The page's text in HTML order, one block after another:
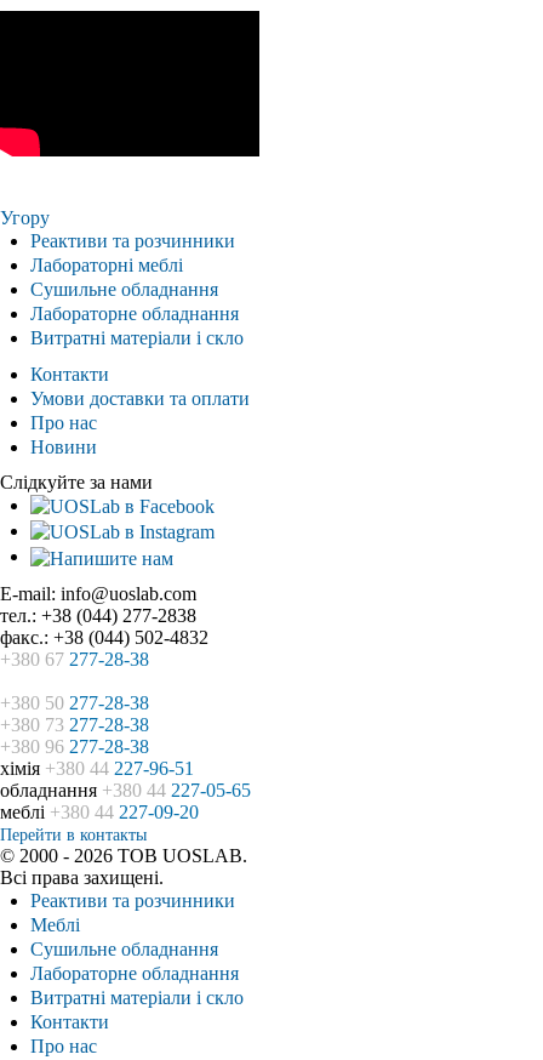
Угору
Реактиви та розчинники
Лабораторні меблі
Сушильне обладнання
Лабораторне обладнання
Витратні матеріали і скло
Контакти
Умови доставки та оплати
Про нас
Новини
Слідкуйте за нами
E-mail: info@uoslab.com
тел.: +38 (044) 277-2838
факс.: +38 (044) 502-4832
+380 67 277-28-38
+380 50 277-28-38
+380 73 277-28-38
+380 96 277-28-38
хімія +380 44 227-96-51
обладнання +380 44 227-05-65
меблі +380 44 227-09-20
Перейти в контакты
© 2000 - 2026 ТОВ UOSLAB.
Всі права захищені.
Реактиви та розчинники
Меблі
Сушильне обладнання
Лабораторне обладнання
Витратні матеріали і скло
Контакти
Про нас